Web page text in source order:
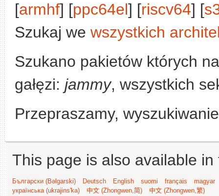
[armhf] [ppc64el] [riscv64] [
Szukaj we wszystkich
Szukano pakietów których
gałęzi: jammy, wszystkich
Przepraszamy,
This page is also available
Български (Bəlgarski) Deutsch English suomi français
magyar
українська (ukrajins'ka)
中文 (Zhongwen,简) 中文 (Zhongwen,繁)